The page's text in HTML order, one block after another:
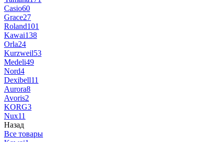
Casio60
Grace27
Roland101
Kawai138
Orla24
Kurzweil53
Medeli49
Nord4
Dexibell11
Aurora8
Avoris2
KORG3
Nux11
Назад
Все товары